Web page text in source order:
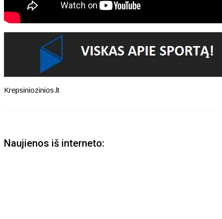
Krepsiniozinios.lt
Naujienos iš interneto: